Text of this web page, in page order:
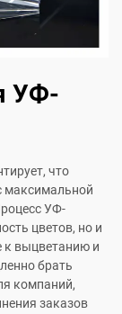
УФ-
что
максимальной
УФ-
цветов, но и
к выцветанию и
брать
компаний,
заказов